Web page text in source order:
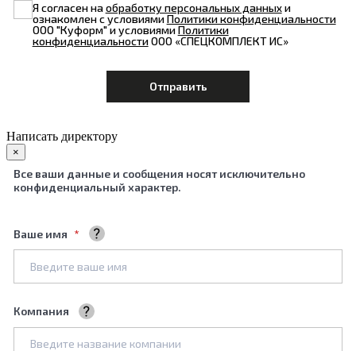
Я согласен наобработку персональных данныхи
ознакомлен с условиямиПолитики конфиденциальности
ООО "Куформ" и условиямиПолитики
конфиденциальностиООО «СПЕЦКОМПЛЕКТ ИС»
Написать директору
×
Все ваши данные и сообщения носят исключительно
конфиденциальный характер.
Ваше имя
Ваше полное имя
Компания